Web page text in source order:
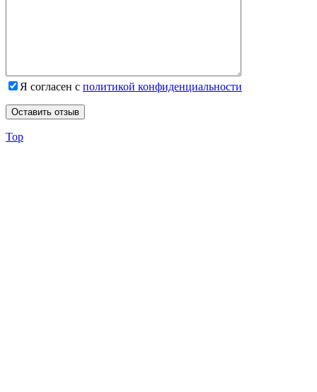
Я согласен с политикой конфиденциальности
Top